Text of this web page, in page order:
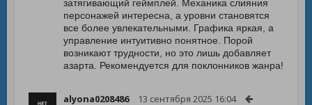
затягивающий геймплей. Механика слияния
персонажей интересна, а уровни становятся
все более увлекательными. Графика яркая, а
управление интуитивно понятное. Порой
возникают трудности, но это лишь добавляет
азарта. Рекомендуется для поклонников жанра!
alyona0208486 13 сентября 2025 16:04